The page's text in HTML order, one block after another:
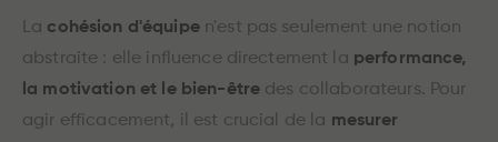
La cohésion d'équipen'est pas seulement une notion
abstraite : elle influence directement la performance,
la motivation et le bien-être des collaborateurs. Pour
agir efficacement, il est crucial de la mesurer